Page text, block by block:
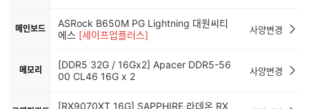
메인보드
ASRock B650M PG Lightning 대원씨티
에스 [세이프업플러스] 사양변경
메모리
[DDR5 32G / 16Gx2] Apacer DDR5-56
00 CL46 16G x 2
사양변경
[RX9070XT 16G] SAPPHIRE 라데온 RX